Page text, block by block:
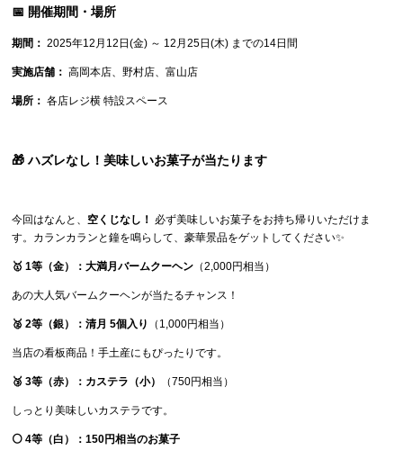
📅 開催期間・場所
期間： 2025年12月12日(金) ～ 12月25日(木) までの14日間
実施店舗： 高岡本店、野村店、富山店
場所： 各店レジ横 特設スペース
🎁 ハズレなし！美味しいお菓子が当たります
今回はなんと、 空くじなし！
必ず美味しいお菓子をお持ち帰りいただけま
す。カランカランと鐘を鳴らして、豪華景品をゲットしてください✨
🥇 1等（金）：大満月バームクーヘン （2,000円相当）
あの大人気バームクーヘンが当たるチャンス！
🥈 2等（銀）：清月 5個入り （1,000円相当）
当店の看板商品！手土産にもぴったりです。
🥉 3等（赤）：カステラ（小） （750円相当）
しっとり美味しいカステラです。
⚪ 4等（白）：150円相当のお菓子